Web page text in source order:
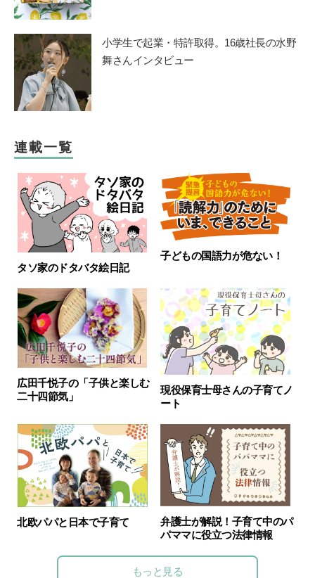
小学生で起業・特許取得。16歳社長の水野
舞さんインタビュー
連載一覧
タソ家のドタバタ絵日記
子どもの国語力が危ない！
広田千悦子の「子供と楽しむ
二十四節気」
現役保育士母さんの子育てノ
ート
北欧パパと日本で子育て
弁護士が解説！子育て中のパ
パママに役立つ法律情報
もっと見る